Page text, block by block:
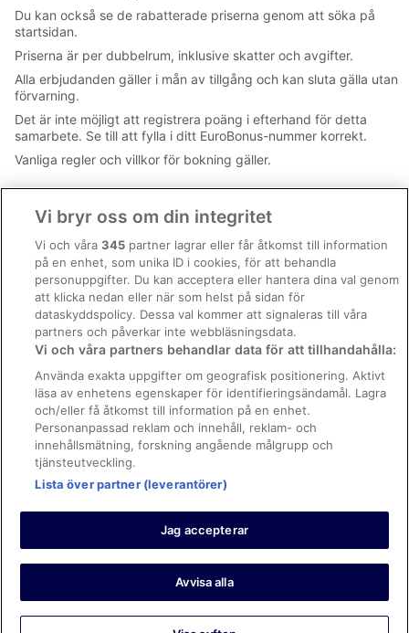
Du kan också se de rabatterade priserna genom att söka på
startsidan.
Priserna är per dubbelrum, inklusive skatter och avgifter.
Alla erbjudanden gäller i mån av tillgång och kan sluta gälla utan
förvarning.
Det är inte möjligt att registrera poäng i efterhand för detta
samarbete. Se till att fylla i ditt EuroBonus-nummer korrekt.
Vanliga regler och villkor för bokning gäller.
Sekretesspolicy
Användarvillkor
Tillgänglighetsanpassning
Policy för cookies
Juridisk information/Kontakta oss
Hur vi sorterar sökresultat
Riktlinjer för innehåll, recensioner och anmäla innehåll
Feedback om webbplatsen
© 2026 Hotels.com, LP, ett företag i Expedia Group. Med ensamrätt.
SAS och EuroBonus är registrerade varumärken, som tillhör SAS AB-
gruppen. POWERED BY HOTELS.COM, HOTELS.COM och logotypen är
varumärken som tillhör Hotels.com LP.
Vi bryr oss om din integritet
Vi och våra345 partner lagrar eller får åtkomst till information
på en enhet, som unika ID i cookies, för att behandla
personuppgifter. Du kan acceptera eller hantera dina val genom
att klicka nedan eller när som helst på sidan för
dataskyddspolicy. Dessa val kommer att signaleras till våra
partners och påverkar inte webbläsningsdata.
Vi och våra partners behandlar data för att tillhandahålla:
Använda exakta uppgifter om geografisk positionering. Aktivt
läsa av enhetens egenskaper för identifieringsändamål. Lagra
och/eller få åtkomst till information på en enhet.
Personanpassad reklam och innehåll, reklam- och
innehållsmätning, forskning angående målgrupp och
tjänsteutveckling.
Lista över partner (leverantörer)
Jag accepterar
Avvisa alla